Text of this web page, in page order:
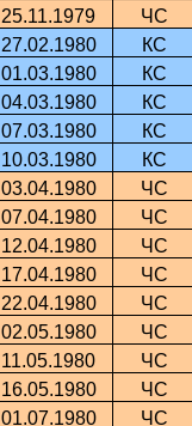
25.11.1979 ЧС
27.02.1980 КС
01.03.1980 КС
04.03.1980 КС
07.03.1980 КС
10.03.1980 КС
03.04.1980 ЧС
07.04.1980 ЧС
12.04.1980 ЧС
17.04.1980 ЧС
22.04.1980 ЧС
02.05.1980 ЧС
11.05.1980 ЧС
16.05.1980 ЧС
01.07.1980 ЧС